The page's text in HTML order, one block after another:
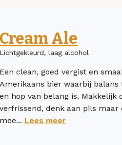
Cream Ale
Lichtgekleurd, laag alcohol
Een clean, goed vergist en
Amerikaans bier waarbij
en hop van belang is. Makkelijk
verfrissend, denk aan pils maar
mee... Lees meer